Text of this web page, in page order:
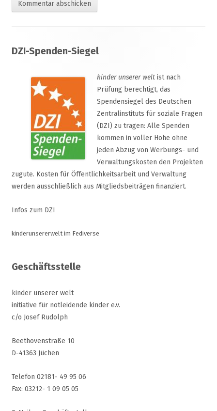
Inhalt
DZI-Spenden-Siegel
kinder unserer welt ist nach
Prüfung berechtigt, das
Spendensiegel des Deutschen
Zentralinstituts für soziale Fragen
(DZI) zu tragen: Alle Spenden
kommen in voller Höhe ohne
jeden Abzug von Werbungs- und
Verwaltungskosten den Projekten
zugute. Kosten für Öffentlichkeitsarbeit und Verwaltung
werden ausschließlich aus Mitgliedsbeiträgen finanziert.
Infos zum DZI
kinderunsererwelt im Fediverse
Geschäftsstelle
kinder unserer welt
initiative für notleidende kinder e.v.
c/o Josef Rudolph
Beethovenstraße 10
D-41363 Jüchen
Telefon 02181- 49 95 06
Fax: 03212- 1 09 05 05